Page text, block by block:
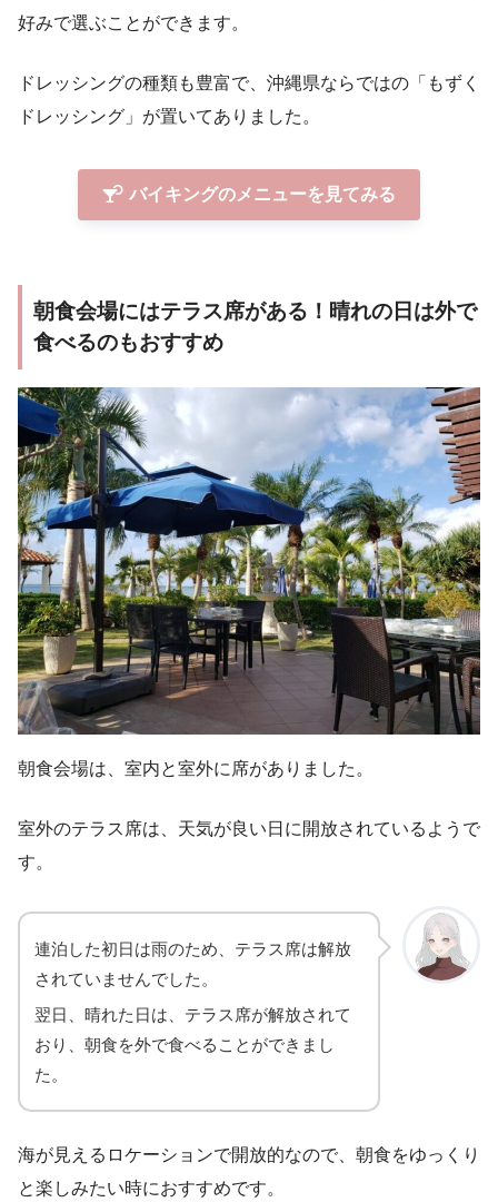
好みで選ぶことができます。
ドレッシングの種類も豊富で、沖縄県ならではの「もずく
ドレッシング」が置いてありました。
バイキングのメニューを見てみる
朝食会場にはテラス席がある！晴れの日は外で
食べるのもおすすめ
朝食会場は、室内と室外に席がありました。
室外のテラス席は、天気が良い日に開放されているようで
す。
連泊した初日は雨のため、テラス席は解放
されていませんでした。
翌日、晴れた日は、テラス席が解放されて
おり、朝食を外で食べることができまし
た。
海が見えるロケーションで開放的なので、朝食をゆっくり
と楽しみたい時におすすめです。